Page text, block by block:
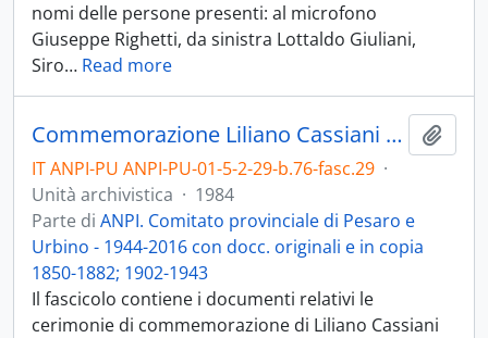
nomi delle persone presenti: al microfono
Giuseppe Righetti, da sinistra Lottaldo Giuliani,
Siro… Read more
Commemorazione Liliano Cassiani - 1984
IT ANPI-PU ANPI-PU-01-5-2-29-b.76-fasc.29 ·
Unità archivistica · 1984
Parte di ANPI. Comitato provinciale di Pesaro e
Urbino - 1944-2016 con docc. originali e in copia
1850-1882; 1902-1943
Il fascicolo contiene i documenti relativi le
cerimonie di commemorazione di Liliano Cassiani